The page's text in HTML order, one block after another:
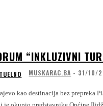
“INKLUZIVNI
MUSKARAC.BA - 31/10/
destinacija bez prepreka Piše: Edwin M. U hotelu Hills na Ilidži danas je održan forum „Inkluzivni turizam